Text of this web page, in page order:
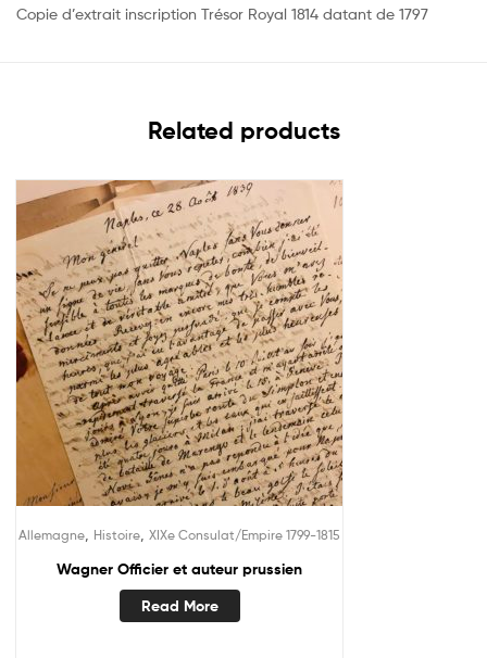
Copie d’extrait inscription Trésor Royal 1814 datant de 1797
Related products
Allemagne Histoire XIXe Consulat/Empire 1799-1815
Wagner Officier et auteur prussien
Read More